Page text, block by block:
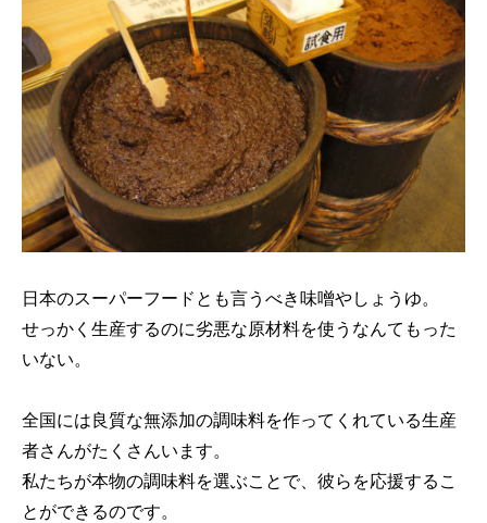
日本のスーパーフードとも言うべき味噌やしょうゆ。
せっかく生産するのに劣悪な原材料を使うなんてもった
いない。
全国には良質な無添加の調味料を作ってくれている生産
者さんがたくさんいます。
私たちが本物の調味料を選ぶことで、彼らを応援するこ
とができるのです。